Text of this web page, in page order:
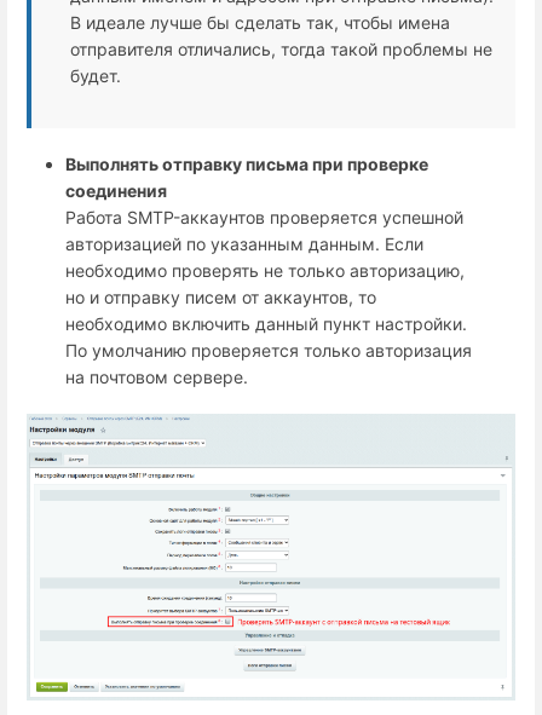
В идеале лучше бы сделать так, чтобы имена
отправителя отличались, тогда такой проблемы не
будет.
Выполнять отправку письма при проверке
соединения
Работа SMTP-аккаунтов проверяется успешной
авторизацией по указанным данным. Если
необходимо проверять не только авторизацию,
но и отправку писем от аккаунтов, то
необходимо включить данный пункт настройки.
По умолчанию проверяется только авторизация
на почтовом сервере.